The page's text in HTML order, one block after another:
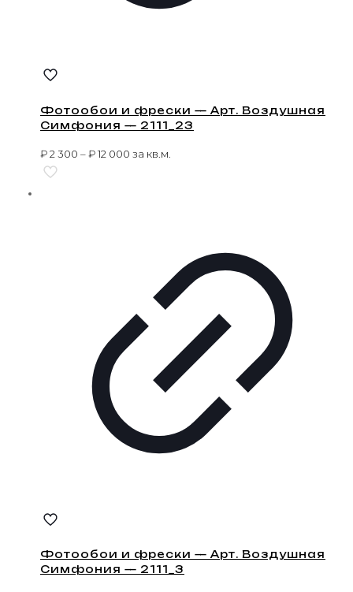
Фотообои и фрески — Арт. Воздушная
Симфония — 2111_23
₽2 300 –₽12 000 за кв.м.
Фотообои и фрески — Арт. Воздушная
Симфония — 2111_3